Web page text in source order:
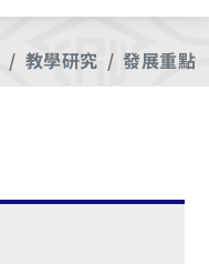
教學研究 發展重點